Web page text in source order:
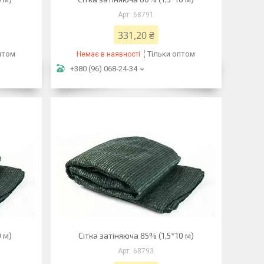
68791
331,20 ₴
Немає в наявності
Тільки оптом
+380 (96) 068-24-34
м) Сітка затіняюча 85% (1,5*10 м)
68793